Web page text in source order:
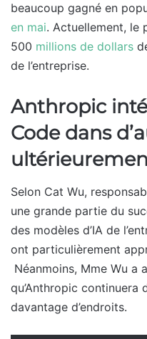
beaucoup gagné en
en mai. Actuellement, le
500 millions de dollars
de l’entreprise.
Anthropic
Code dans
Selon Cat Wu,
une grande partie du
des modèles d’IA de
ont particulièrement
Néanmoins, Mme Wu a
qu’Anthropic continuera
davantage d’endroits.